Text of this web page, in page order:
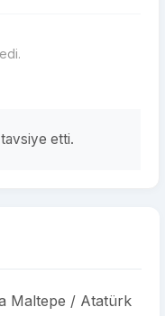
etti.
Maltepe / Atatürk